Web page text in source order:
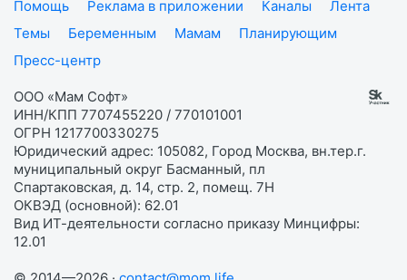
Помощь
Реклама в приложении Каналы
Лента
Темы
Беременным Мамам
Планирующим
Пресс-центр
ООО «Мам Софт»
ИНН/КПП 7707455220 / 770101001
ОГРН 1217700330275
Юридический адрес: 105082, Город Москва, вн.тер.г.
муниципальный округ Басманный, пл
Спартаковская, д. 14, стр. 2, помещ. 7Н
ОКВЭД (основной): 62.01
Вид ИТ-деятельности согласно приказу Минцифры:
12.01